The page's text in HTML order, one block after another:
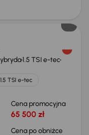
1.5 TSI e-tec
1.5 TSI e-tec
Cena promocyjna
65 500 zł
Cena po obniżce